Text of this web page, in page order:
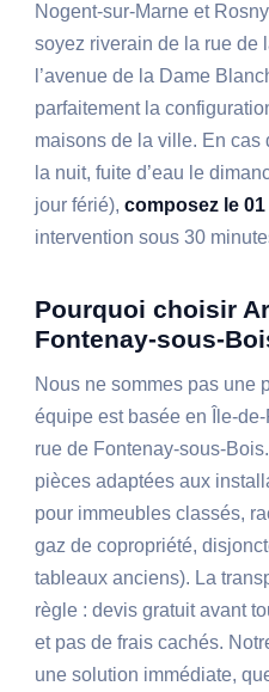
Nogent-sur-Marne et
soyez riverain de la rue de
l’avenue de la Dame
parfaitement la
maisons de la ville. En cas
la nuit, fuite d’eau le
jour férié),composez le 01
intervention sous 30
Pourquoi choisir
Fontenay-sous-
Nous ne sommes pas une
équipe est basée en Île-
rue de Fontenay-sous-
pièces adaptées aux
pour immeubles classés,
gaz de copropriété,
tableaux anciens). La
règle : devis gratuit avant
et pas de frais cachés.
une solution immédiate,